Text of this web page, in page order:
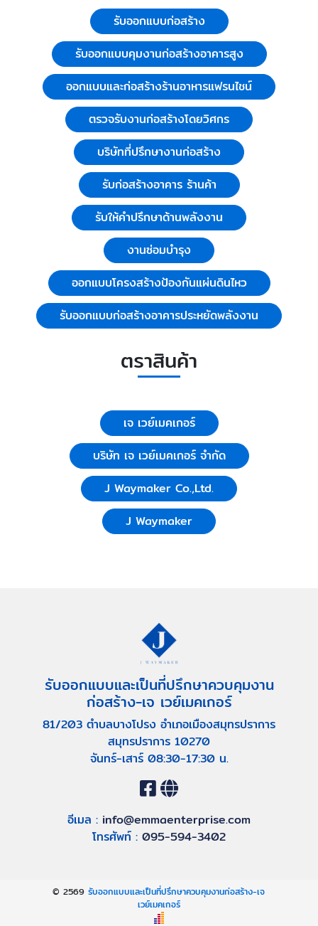
รับออกแบบก่อสร้าง
รับออกแบบคุมงานก่อสร้างอาคารสูง
ออกแบบและก่อสร้างร้านอาหารแฟรนไชน์
ตรวจรับงานก่อสร้างโดยวิศกร
บริษัทที่ปรึกษางานก่อสร้าง
รับก่อสร้างอาคาร ร้านค้า
รับให้คำปรึกษาด้านพลังงาน
งานซ่อมบำรุง
ออกแบบโครงสร้างป้องกันแผ่นดินไหว
รับออกแบบก่อสร้างอาคารประหยัดพลังงาน
ตราสินค้า
เจ เวย์เมคเกอร์
บริษัท เจ เวย์เมคเกอร์ จำกัด
J Waymaker Co.,Ltd.
J Waymaker
รับออกแบบและเป็นที่ปรึกษาควบคุมงาน
ก่อสร้าง-เจ เวย์เมคเกอร์
81/203 ตำบลบางโปรง อำเภอเมืองสมุทรปราการ
สมุทรปราการ 10270
จันทร์-เสาร์ 08:30-17:30 น.
อีเมล : info@emmaenterprise.com
โทรศัพท์ : 095-594-3402
© 2569รับออกแบบและเป็นที่ปรึกษาควบคุมงานก่อสร้าง-เจ
เวย์เมคเกอร์